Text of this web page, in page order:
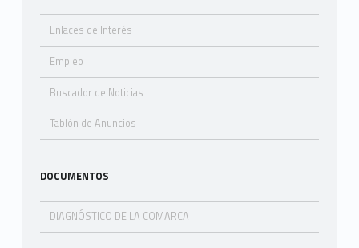
Enlaces de Interés
Empleo
Buscador de Noticias
Tablón de Anuncios
DOCUMENTOS
DIAGNÓSTICO DE LA COMARCA